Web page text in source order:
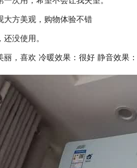
大方美观，购物体验不错
没使用。
丽，喜欢 冷暖效果：很好 静音效果